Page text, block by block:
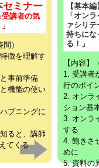
セミナー
受講者の気
）
徴を理解す
事前準備
機能の使い
プニングに
ると、講師
てくる
【基本
「オン
ァシリ
持ちにな
る！」
【内容】
1. 受講者
行のポイ
2. オンラ
ション基
3. オンラ
する
4. 飽きさ
めに
5. 資料の